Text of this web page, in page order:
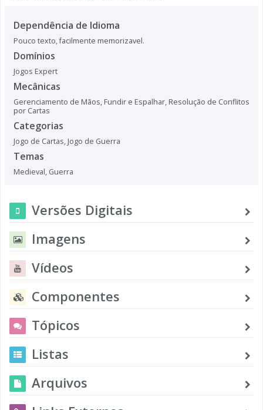
Dependência de Idioma
Pouco texto, facilmente memorizavel.
Domínios
Jogos Expert
Mecânicas
Gerenciamento de Mãos, Fundir e Espalhar, Resolução de Conflitos
por Cartas
Categorias
Jogo de Cartas, Jogo de Guerra
Temas
Medieval, Guerra
Versões Digitais
Imagens
Vídeos
Componentes
Tópicos
Listas
Arquivos